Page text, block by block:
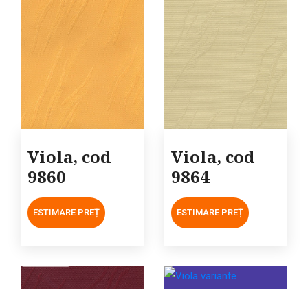
Viola, cod
9860
ESTIMARE PREȚ
Viola, cod
9864
ESTIMARE PREȚ